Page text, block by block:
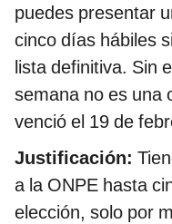
puedes presentar
cinco días hábiles
lista definitiva. Sin
semana no es una
venció el 19 de
Justificación:
a la ONPE hasta
elección, solo por